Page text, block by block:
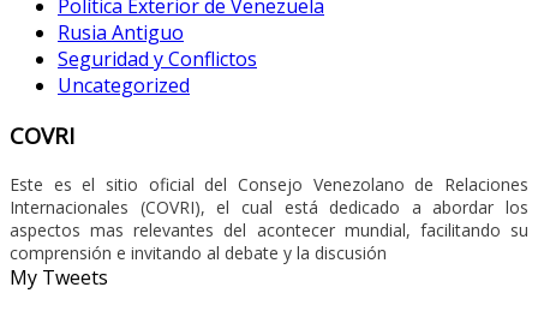
Política Exterior de Venezuela
Rusia Antiguo
Seguridad y Conflictos
Uncategorized
COVRI
Este es el sitio oficial del Consejo Venezolano de Relaciones
Internacionales (COVRI), el cual está dedicado a abordar los
aspectos mas relevantes del acontecer mundial, facilitando su
comprensión e invitando al debate y la discusión
My Tweets